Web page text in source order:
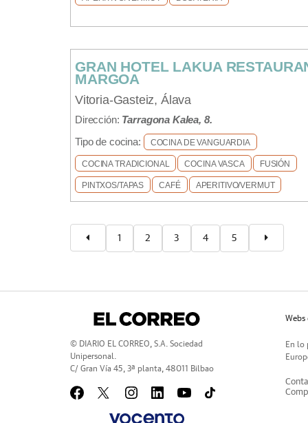
GRAN HOTEL LAKUA
MARGOA
Vitoria-Gasteiz, Álava
Dirección: Tarragona Kalea, 8.
Tipo de cocina:
COCINA DE VANGUARDIA
COCINA TRADICIONAL COCINA VASCA FUSIÓN
PINTXOS/TAPAS CAFÉ APERITIVO/VERMUT
1 2 3 4 5
© DIARIO EL CORREO, S.A. Sociedad
Unipersonal.
C/ Gran Vía 45, 3ª planta, 48011 Bilbao
Webs
En lo